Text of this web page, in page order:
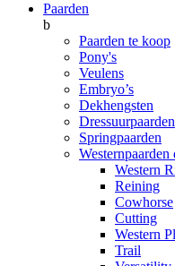
Paarden
b
Paarden te koop
Pony's
Veulens
Embryo’s
Dekhengsten
Dressuurpaarden
Springpaarden
Westernpaarden
Western
Reining
Cowhorse
Cutting
Western
Trail